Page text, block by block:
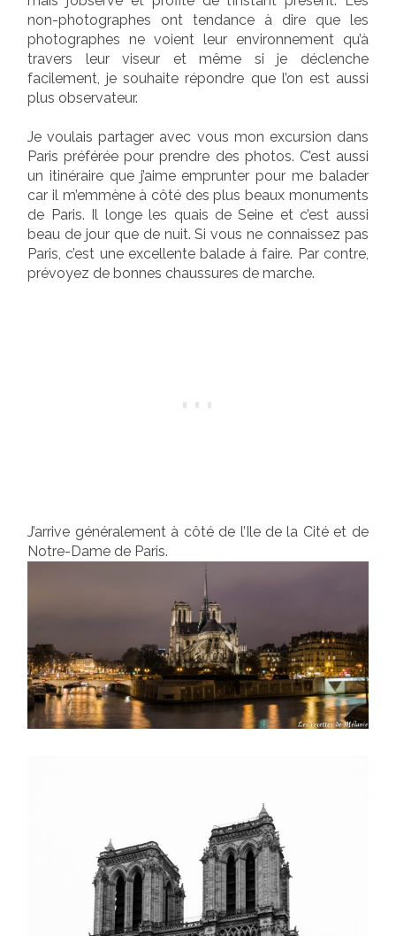
non-photographes ont tendance à dire que les
photographes ne voient leur environnement qu’à
travers leur viseur et même si je déclenche
facilement, je souhaite répondre que l’on est aussi
plus observateur.
Je voulais partager avec vous mon excursion dans
Paris préférée pour prendre des photos. C’est aussi
un itinéraire que j’aime emprunter pour me balader
car il m’emmène à côté des plus beaux monuments
de Paris. Il longe les quais de Seine et c’est aussi
beau de jour que de nuit. Si vous ne connaissez pas
Paris, c’est une excellente balade à faire. Par contre,
prévoyez de bonnes chaussures de marche.
J’arrive généralement à côté de l’Ile de la Cité et de
Notre-Dame de Paris.